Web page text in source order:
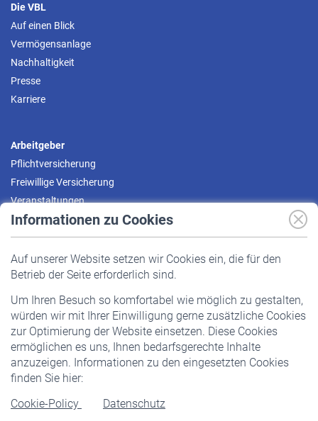
Informationen zu Cookies
Auf unserer Website setzen wir Cookies ein, die für den
Betrieb der Seite erforderlich sind.
Um Ihren Besuch so komfortabel wie möglich zu gestalten,
würden wir mit Ihrer Einwilligung gerne zusätzliche Cookies
zur Optimierung der Website einsetzen. Diese Cookies
ermöglichen es uns, Ihnen bedarfsgerechte Inhalte
anzuzeigen. Informationen zu den eingesetzten Cookies
finden Sie hier:
Cookie-Policy
Datenschutz
Die VBL
Auf einen Blick
Vermögensanlage
Nachhaltigkeit
Presse
Karriere
Arbeitgeber
Pflichtversicherung
Freiwillige Versicherung
Veranstaltungen
Pflichtversicherung
Staatliche Förderung
Veranstaltungen
Rentner
Rentenbeginn
Rente beantragen